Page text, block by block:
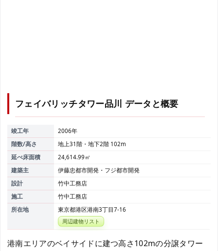
フェイバリッチタワー品川 データと概要
竣工年
2006年
階数/高さ
地上31階・地下2階 102m
延べ床面積
24,614.99㎡
建築主
伊藤忠都市開発・フジ都市開発
設計
竹中工務店
施工
竹中工務店
所在地
東京都港区港南3丁目7-16
周辺建物リスト
港南エリアのベイサイドに建つ高さ102mの分譲タワー